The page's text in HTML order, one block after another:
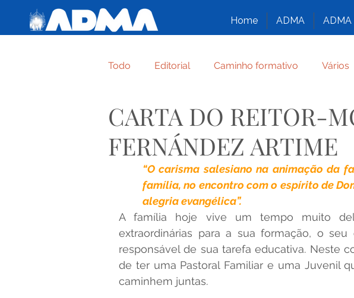
Home ADMA ADMA
Todo Editorial Caminho formativo Vários
Crônica de Família Regulamento Por
NAZARÉ UMA FAMÍLIA TODA DE DEUS
Congresso ALFABETO FAMILIAR
CARTA DO REITOR-
FERNÁNDEZ ARTIME
“O carisma salesiano na animação da
família, no encontro com o espírito de
alegria evangélica”.
A família hoje vive um tempo muito
extraordinárias para a sua formação, o
responsável de sua tarefa educativa. Neste
de ter uma Pastoral Familiar e uma Juvenil
caminhem juntas.